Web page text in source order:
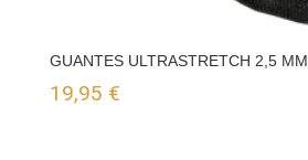
GUANTES ULTRASTRETCH 2,5 MM
19,95 €